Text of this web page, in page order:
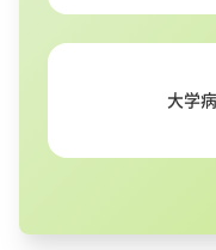
大学